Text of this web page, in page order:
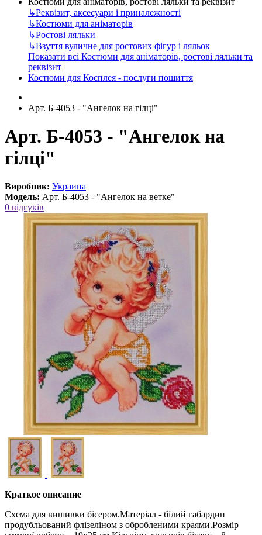
↳Реквізит, аксесуари і приналежності
↳Костюми для аніматорів
↳Ростові ляльки
↳Взуття вуличне для ростових фігур і ляльок
Показати всі Костюми для аніматорів, ростові ляльки та
реквізит
Костюми для Косплея - послуги пошиття
Арт. Б-4053 - "Ангелок на гілці"
Арт. Б-4053 - "Ангелок на
гілці"
Виробник: Украина
Модель: Арт. Б-4053 - "Ангелок на ветке"
0 відгуків
Краткое описание
Схема для вишивки бісером.Матеріал - білий габардин
продубльований флізеліном з обробленими краями.Розмір